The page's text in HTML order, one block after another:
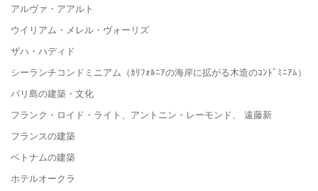
アルヴァ・アアルト
ウイリアム・メレル・ヴォーリズ
ザハ・ハディド
シーランチコンドミニアム（ｶﾘﾌｫﾙﾆｱの海岸に拡がる木造のｺﾝﾄﾞﾐﾆｱﾑ）
バリ島の建築・文化
フランク・ロイド・ライト、アントニン・レーモンド、 遠藤新
フランスの建築
ベトナムの建築
ホテルオークラ